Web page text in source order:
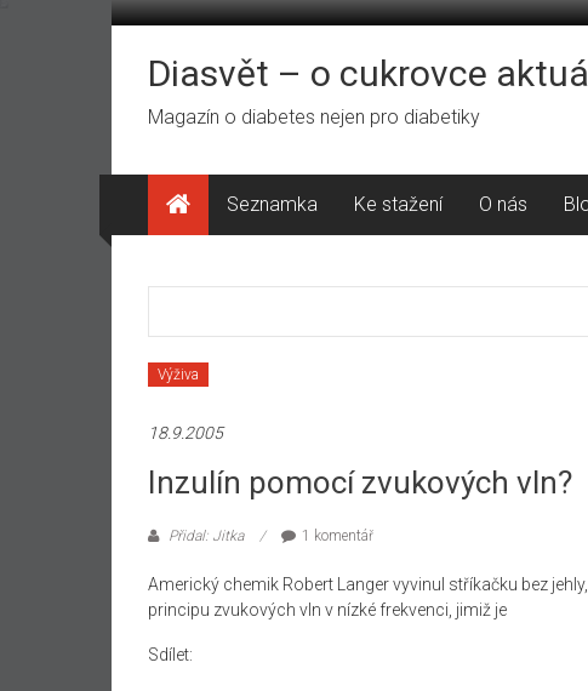
Přeskočit
obsahDiasvět – o cukrovce
Magazín o diabetes nejen pro diabetiky
Seznamka Ke stažení O nás
Výživa
18.9.2005
Inzulín pomocí zvukových vln?
Přidal: Jitka 1 komentář
Americký chemik Robert Langer vyvinul stříkačku bez
principu zvukových vln v nízké frekvenci, jimiž je
Sdílet: